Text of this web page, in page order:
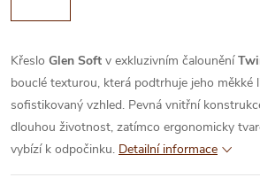
Křeslo Glen Soft v exkluzivním čalounění
bouclé texturou, která podtrhuje jeho měkké
sofistikovaný vzhled. Pevná vnitřní
dlouhou životnost, zatímco ergonomicky
vybízí k odpočinku. Detailní informace